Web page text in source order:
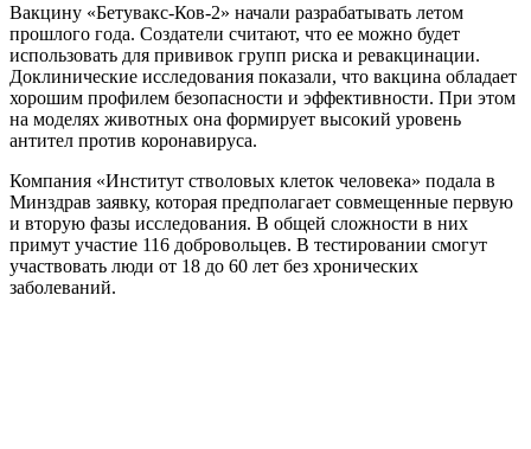
Вакцину «Бетувакс-Ков-2» начали разрабатывать летом
прошлого года. Создатели считают, что ее можно будет
использовать для прививок групп риска и ревакцинации.
Доклинические исследования показали, что вакцина обладает
хорошим профилем безопасности и эффективности. При этом
на моделях животных она формирует высокий уровень
антител против коронавируса.
Компания «Институт стволовых клеток человека» подала в
Минздрав заявку, которая предполагает совмещенные первую
и вторую фазы исследования. В общей сложности в них
примут участие 116 добровольцев. В тестировании смогут
участвовать люди от 18 до 60 лет без хронических
заболеваний.